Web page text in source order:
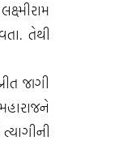
તેથી
જાગી